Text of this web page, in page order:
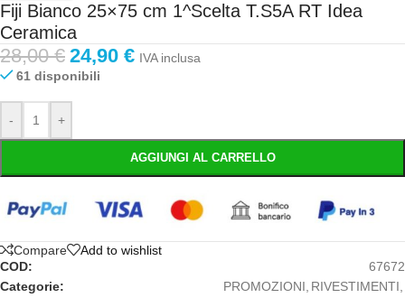
Fiji Bianco 25×75 cm 1^Scelta T.S5A RT Idea
Ceramica
28,00€ 24,90 € IVA inclusa
61 disponibili
- +
AGGIUNGI AL CARRELLO
Compare
Add to wishlist
COD:
67672
Categorie:
PROMOZIONI RIVESTIMENTI